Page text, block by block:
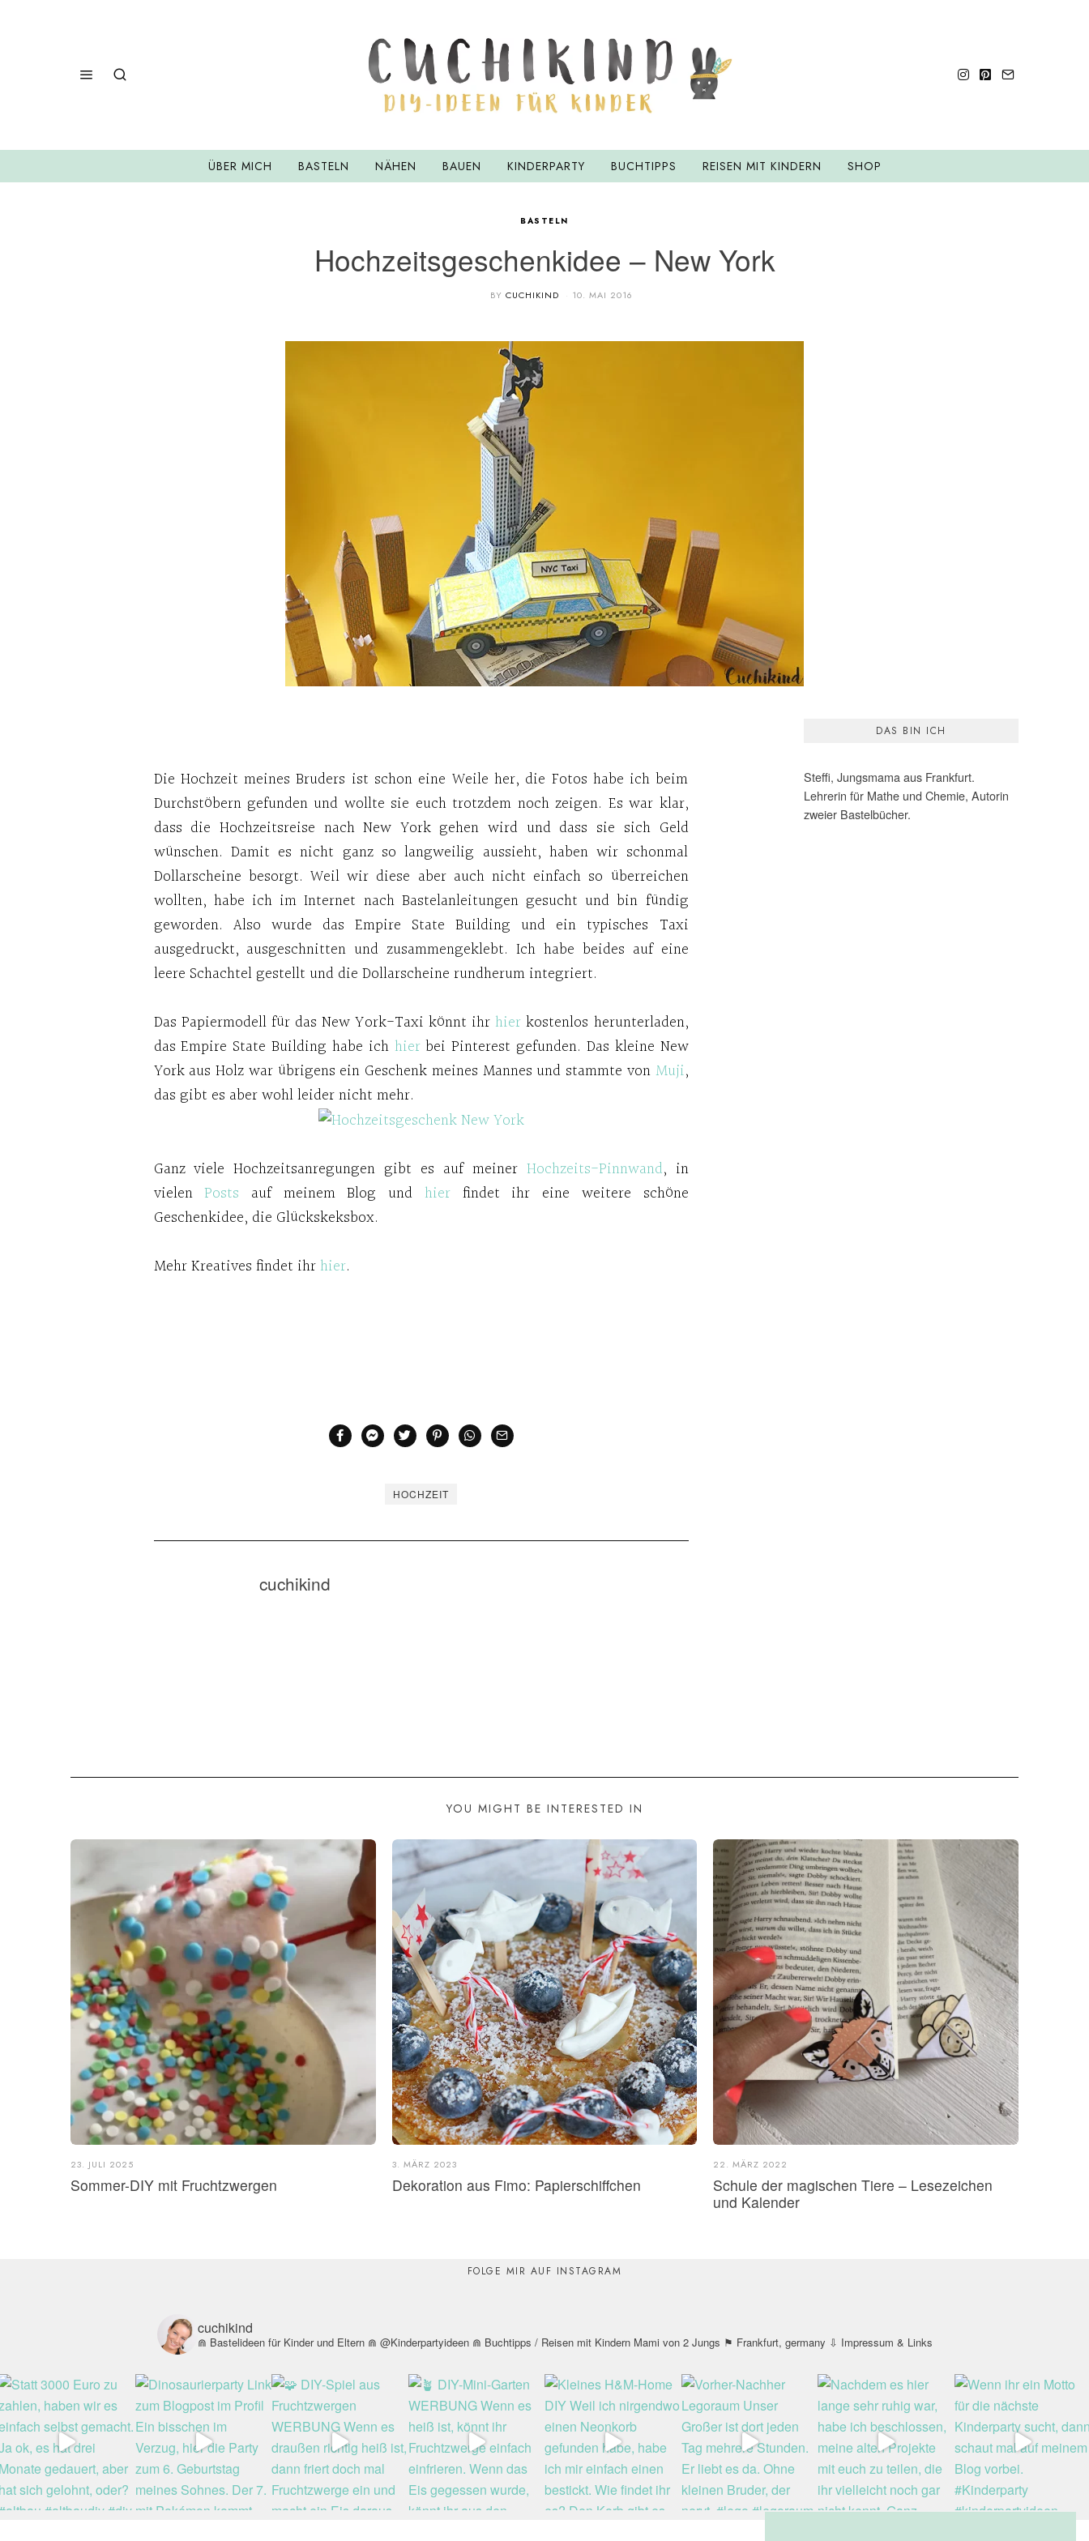
ÜBER MICH BASTELN NÄHEN BAUEN KINDERPARTY BUCHTIPPS REISEN MIT KINDERN SHOP
BASTELN
Hochzeitsgeschenkidee – New York
BY CUCHIKIND 10. MAI 2016
Die Hochzeit meines Bruders ist schon eine Weile her, die Fotos habe ich beim
Durchstöbern gefunden und wollte sie euch trotzdem noch zeigen. Es war klar,
dass die Hochzeitsreise nach New York gehen wird und dass sie sich Geld
wünschen. Damit es nicht ganz so langweilig aussieht, haben wir schonmal
Dollarscheine besorgt. Weil wir diese aber auch nicht einfach so überreichen
wollten, habe ich im Internet nach Bastelanleitungen gesucht und bin fündig
geworden. Also wurde das Empire State Building und ein typisches Taxi
ausgedruckt, ausgeschnitten und zusammengeklebt. Ich habe beides auf eine
leere Schachtel gestellt und die Dollarscheine rundherum integriert.
Das Papiermodell für das New York-Taxi könnt ihr hier kostenlos herunterladen,
das Empire State Building habe ich hierbei Pinterest gefunden. Das kleine New
York aus Holz war übrigens ein Geschenk meines Mannes und stammte von Muji,
das gibt es aber wohl leider nicht mehr.
Ganz viele Hochzeitsanregungen gibt es auf meiner Hochzeits-Pinnwand, in
vielenPosts auf meinem Blog und hierfindet ihr eine weitere schöne
Geschenkidee, die Glückskeksbox.
Mehr Kreatives findet ihr hier.
HOCHZEIT
cuchikind
DAS BIN ICH
Steffi, Jungsmama aus Frankfurt.
Lehrerin für Mathe und Chemie, Autorin
zweier Bastelbücher.
YOU MIGHT BE INTERESTED IN
23. JULI 2025
Sommer-DIY mit Fruchtzwergen
3. MÄRZ 2023
Dekoration aus Fimo: Papierschiffchen
22. MÄRZ 2022
Schule der magischen Tiere – Lesezeichen
und Kalender
FOLGE MIR AUF INSTAGRAM
cuchikind
⋒ Bastelideen für Kinder und Eltern⋒ @Kinderpartyideen⋒ Buchtipps / Reisen mit KindernMami von 2 Jungs ⚑ Frankfurt, germany ⇩ Impressum & Links